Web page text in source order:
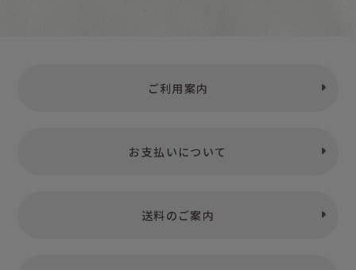
ご利用案内
お支払いについて
送料のご案内